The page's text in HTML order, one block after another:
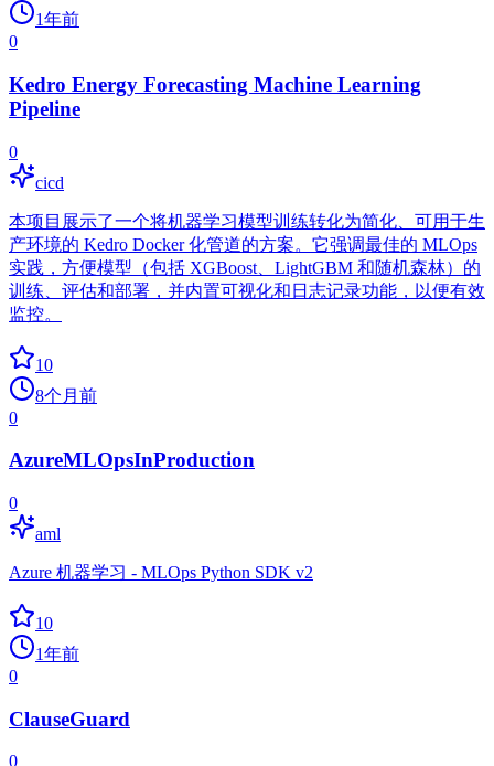
1年前
0
Kedro Energy Forecasting Machine Learning
Pipeline
0
cicd
本项目展示了一个将机器学习模型训练转化为简化、可用于生
产环境的 Kedro Docker 化管道的方案。它强调最佳的 MLOps
实践，方便模型（包括 XGBoost、LightGBM 和随机森林）的
训练、评估和部署，并内置可视化和日志记录功能，以便有效
监控。
10
8个月前
0
AzureMLOpsInProduction
0
aml
Azure 机器学习 - MLOps Python SDK v2
10
1年前
0
ClauseGuard
0